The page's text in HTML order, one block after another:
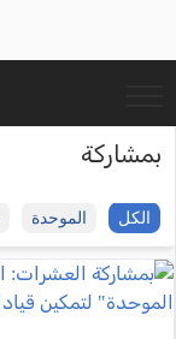
بمشاركة
الكل الموحدة